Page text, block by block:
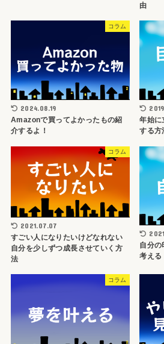
由
コラム
2024.08.19
Amazonで買ってよかったもの紹
介するよ！
年始に
する方
コラム
2021.07.07
すごい人になりたいけどなれない
自分を少しずつ成長させていく方
法
自分の
考える
コラム